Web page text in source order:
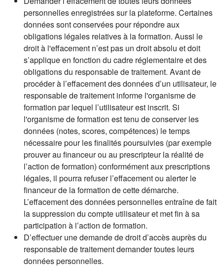
personnelles enregistrées sur la plateforme. Certaines
données sont conservées pour répondre aux
obligations légales relatives à la formation. Aussi le
droit à l'effacement n’est pas un droit absolu et doit
s’applique en fonction du cadre réglementaire et des
obligations du responsable de traitement. Avant de
procéder à l’effacement des données d’un utilisateur, le
responsable de traitement informe l'organisme de
formation par lequel l’utilisateur est inscrit. Si
l'organisme de formation est tenu de conserver les
données (notes, scores, compétences) le temps
nécessaire pour les finalités poursuivies (par exemple
prouver au financeur ou au prescripteur la réalité de
l’action de formation) conformément aux prescriptions
légales, il pourra refuser l’effacement ou alerter le
financeur de la formation de cette démarche.
L’effacement des données personnelles entraîne de fait
la suppression du compte utilisateur et met fin à sa
participation à l’action de formation.
D’effectuer une demande de droit d’accès auprès du
responsable de traitement demander toutes leurs
données personnelles.